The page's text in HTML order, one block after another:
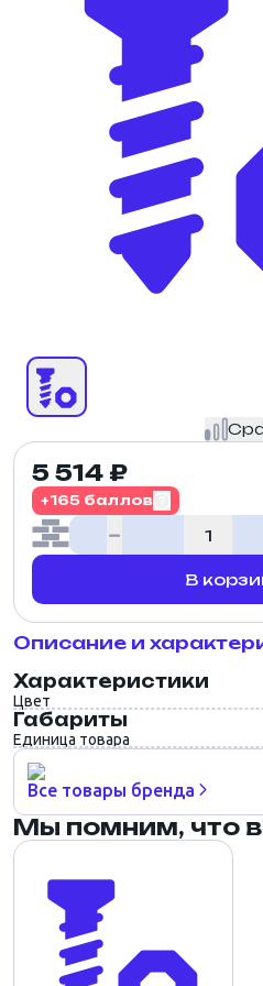
5 514 ₽
+165 баллов
В
Описание и
Характеристики
Цвет
Габариты
Единица товара
Все товары бренда
Мы помним, что